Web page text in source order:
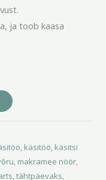
ja toob kaasa
käsitöö käsitsi
makramee nöör
,tähtpäevaks